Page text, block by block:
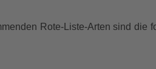
Rote-Liste-Arten sind